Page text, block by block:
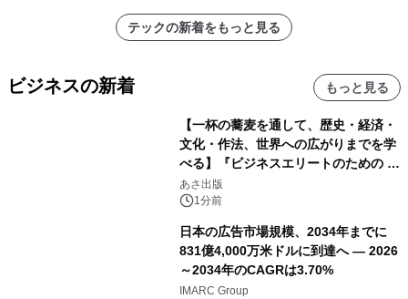
テックの新着をもっと見る
ビジネスの新着 もっと見る
【一杯の蕎麦を通して、歴史・経済・
文化・作法、世界への広がりまでを学
べる】『ビジネスエリートのための 教
養としての蕎麦』2026年8月25日
（火）発売
あさ出版
1分前
日本の広告市場規模、2034年までに
831億4,000万米ドルに到達へ ― 2026
～2034年のCAGRは3.70%
IMARC Group